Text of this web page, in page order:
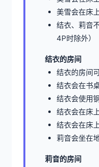
美雪会在床
结衣、莉音
4P时除外）
结衣的房间
结衣的房间
结衣会在书
结衣会使用
结衣会在床
结衣会在床
莉音会坐在
莉音的房间